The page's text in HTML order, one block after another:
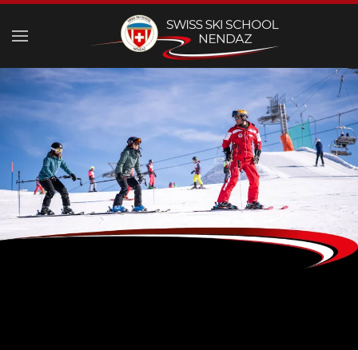
Skip to main content